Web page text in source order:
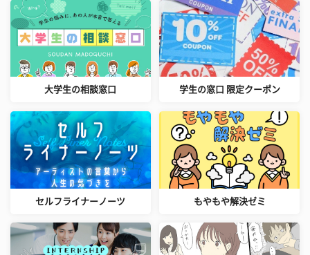
大学生の相談窓口 学生の窓口 限定クーポン
セルフライナーノーツ もやもや解決ゼミ